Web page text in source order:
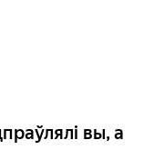
вы, а